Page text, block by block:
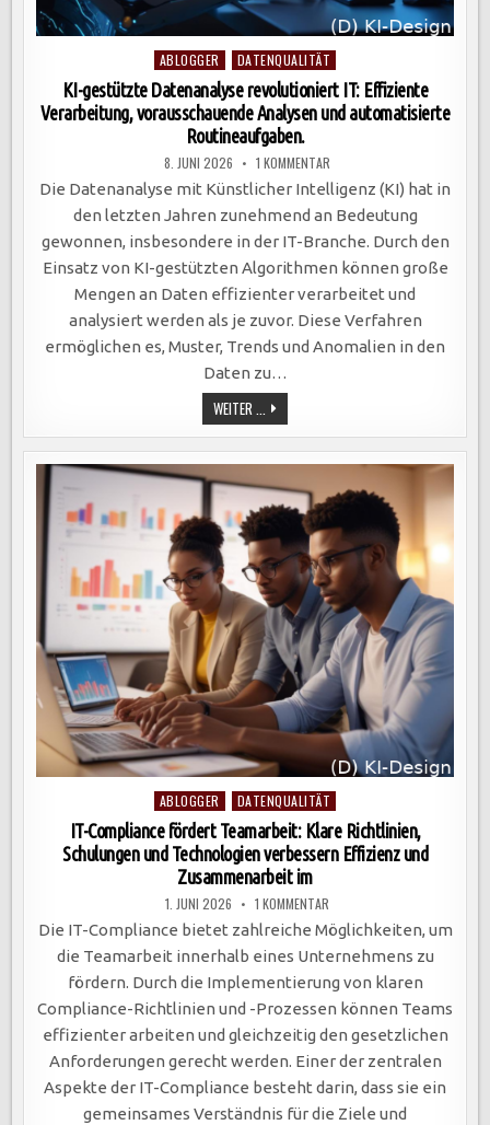
Posted
in
ABLOGGER DATENQUALITÄT
KI-gestützte Datenanalyse revolutioniert IT: Effiziente
Verarbeitung, vorausschauende Analysen und automatisierte
Routineaufgaben.
8. JUNI 2026 1 KOMMENTARZU
KI-
GESTÜTZTE
DATENANALYSE
REVOLUTIONIERT
IT:
EFFIZIENTE
VERARBEITUNG,
VORAUSSCHAUENDE
ANALYSEN
UND
AUTOMATISIERTE
ROUTINEAUFGABEN.
Die Datenanalyse mit Künstlicher Intelligenz (KI) hat in
den letzten Jahren zunehmend an Bedeutung
gewonnen, insbesondere in der IT-Branche. Durch den
Einsatz von KI-gestützten Algorithmen können große
Mengen an Daten effizienter verarbeitet und
analysiert werden als je zuvor. Diese Verfahren
ermöglichen es, Muster, Trends und Anomalien in den
Daten zu…
WEITER ... KI-
GESTÜTZTE
DATENANALYSE
REVOLUTIONIERT
IT:
VERARBEITUNG,
VORAUSSCHAUENDE
ANALYSEN
UND
AUTOMATISIERTE
ROUTINEAUFGABEN.
Posted
in
ABLOGGER DATENQUALITÄT
IT-Compliance fördert Teamarbeit: Klare Richtlinien,
Schulungen und Technologien verbessern Effizienz und
Zusammenarbeit im
1. JUNI 2026 1 KOMMENTARZU
IT-
COMPLIANCE
FÖRDERT
TEAMARBEIT:
KLARE
RICHTLINIEN,
SCHULUNGEN
UND
TECHNOLOGIEN
VERBESSERN
EFFIZIENZ
UND
ZUSAMMENARBEIT
IM
Die IT-Compliance bietet zahlreiche Möglichkeiten, um
die Teamarbeit innerhalb eines Unternehmens zu
fördern. Durch die Implementierung von klaren
Compliance-Richtlinien und -Prozessen können Teams
effizienter arbeiten und gleichzeitig den gesetzlichen
Anforderungen gerecht werden. Einer der zentralen
Aspekte der IT-Compliance besteht darin, dass sie ein
gemeinsames Verständnis für die Ziele und